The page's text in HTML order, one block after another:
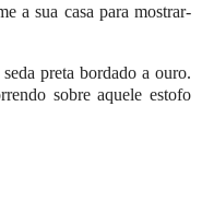
a sua casa para mostrar-
preta bordado a ouro.
sobre aquele estofo